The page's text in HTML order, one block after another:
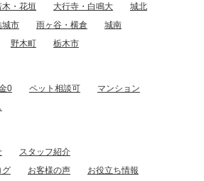
木・花垣 大行寺・白鳴大
城北
城市 雨ヶ谷・横倉
城南
野木町 栃木市
0 ペット相談可
マンション
スタッフ紹介
グ
お客様の声
お役立ち情報